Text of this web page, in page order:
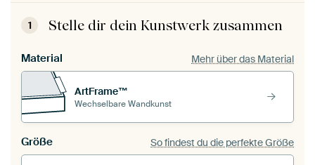
1 Stelle dir dein Kunstwerk zusammen
Material Mehr über das Material
ArtFrame™
Wechselbare Wandkunst
Größe So findest du die perfekte Größe